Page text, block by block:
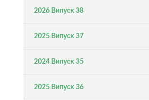
2026 Випуск 38
2025 Випуск 37
2024 Випуск 35
2025 Випуск 36